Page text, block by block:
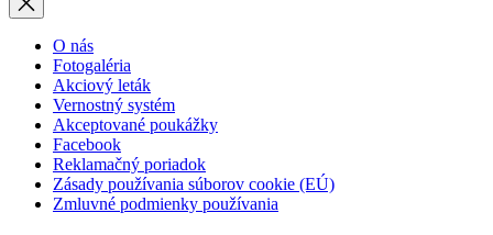
O nás
Fotogaléria
Akciový leták
Vernostný systém
Akceptované poukážky
Facebook
Reklamačný poriadok
Zásady používania súborov cookie (EÚ)
Zmluvné podmienky používania